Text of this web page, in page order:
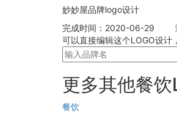
妙妙屋品牌logo设计
完成时间：2020-06-29
可以直接编辑这个LOGO设计
更多其他餐
餐饮